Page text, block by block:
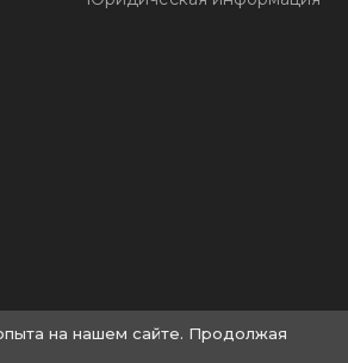
на нашем сайте. Продолжая